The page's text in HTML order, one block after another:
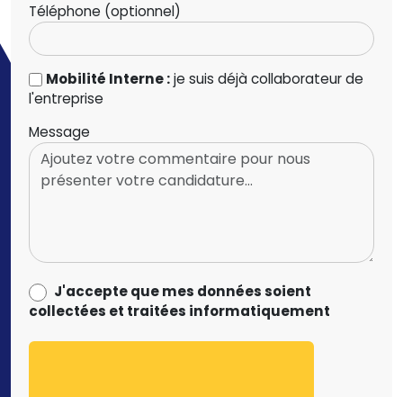
Téléphone (optionnel)
Mobilité Interne :je suis déjà collaborateur de
l'entreprise
Message
data_process_optin
J'accepte que mes données soient
collectées et traitées informatiquement